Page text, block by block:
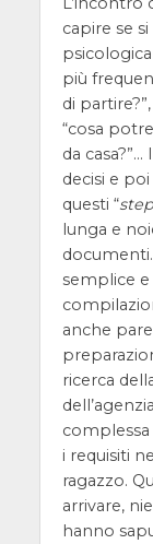
capire se
più
di
“cosa
da
decisi e
questi “step
lunga e
semplice
anche
ricerca
i requisiti
ragazzo.
arrivare,
hanno